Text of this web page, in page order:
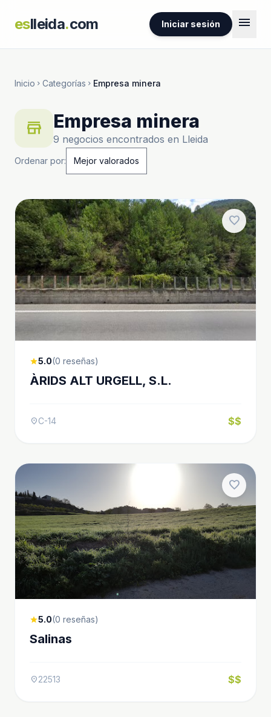
eslleida.com Iniciar sesión menu
Inicio chevron_right Categorías chevron_right Empresa minera
store Empresa minera
9 negocios encontrados en Lleida
Ordenar por:
favorite
star5.0(0 reseñas)
ÀRIDS ALT URGELL, S.L.
location_onC-14 $$
favorite
star5.0(0 reseñas)
Salinas
location_on22513 $$